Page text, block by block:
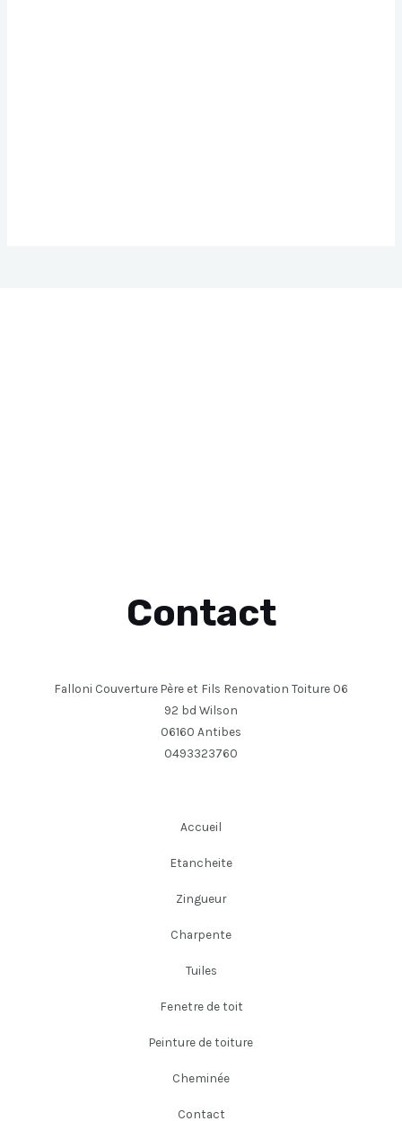
Contact
Falloni Couverture Père et Fils Renovation Toiture 06
92 bd Wilson
06160 Antibes
0493323760
Accueil
Etancheite
Zingueur
Charpente
Tuiles
Fenetre de toit
Peinture de toiture
Cheminée
Contact